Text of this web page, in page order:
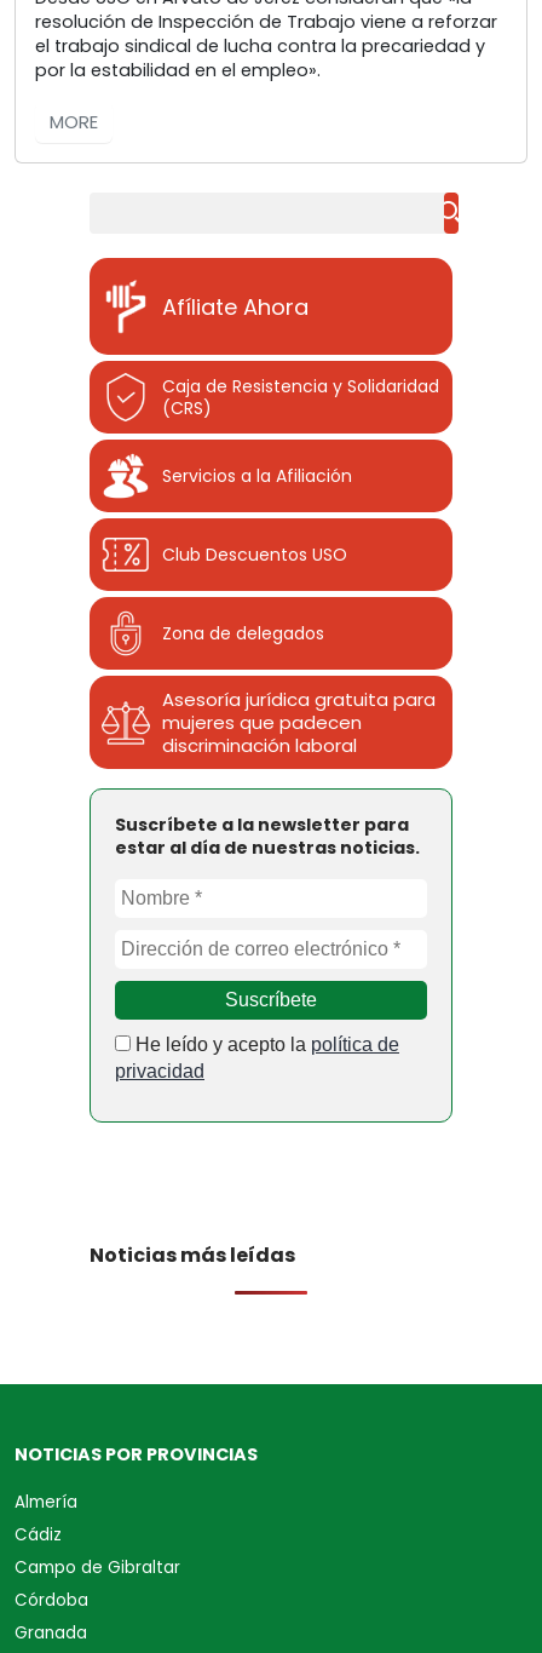
resolución de Inspección de Trabajo viene a reforzar
el trabajo sindical de lucha contra la precariedad y
por la estabilidad en el empleo».
MORE
Afíliate Ahora
Caja de Resistencia y Solidaridad
(CRS)
Servicios a la Afiliación
Club Descuentos USO
Zona de delegados
Asesoría jurídica gratuita para
mujeres que padecen
discriminación laboral
Suscríbete a la newsletter para
estar al día de nuestras noticias.
He leído y acepto la política de
privacidad
Noticias más leídas
NOTICIAS POR PROVINCIAS
Almería
Cádiz
Campo de Gibraltar
Córdoba
Granada